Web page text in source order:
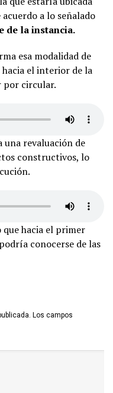
a lo señalado
de la instancia.
esa modalidad de
el interior de la
por circular.
una revaluación de
constructivos, lo
que hacia el primer
conocerse de las
Los campos